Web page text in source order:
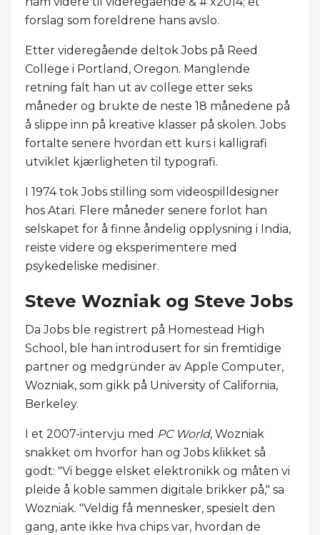
forslag som foreldrene hans avslo.
Etter videregående deltok Jobs på Reed
College i Portland, Oregon. Manglende
retning falt han ut av college etter seks
måneder og brukte de neste 18 månedene på
å slippe inn på kreative klasser på skolen. Jobs
fortalte senere hvordan ett kurs i kalligrafi
utviklet kjærligheten til typografi.
I 1974 tok Jobs stilling som videospilldesigner
hos Atari. Flere måneder senere forlot han
selskapet for å finne åndelig opplysning i India,
reiste videre og eksperimentere med
psykedeliske medisiner.
Steve Wozniak og Steve Jobs
Da Jobs ble registrert på Homestead High
School, ble han introdusert for sin fremtidige
partner og medgründer av Apple Computer,
Wozniak, som gikk på University of California,
Berkeley.
I et 2007-intervju med PC World, Wozniak
snakket om hvorfor han og Jobs klikket så
godt: "Vi begge elsket elektronikk og måten vi
pleide å koble sammen digitale brikker på," sa
Wozniak. "Veldig få mennesker, spesielt den
gang, ante ikke hva chips var, hvordan de